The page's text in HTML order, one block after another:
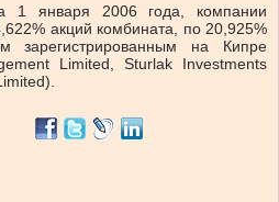
1 января 2006 года, компании
акций комбината, по 20,925%
зарегистрированным на Кипре
Limited, Sturlak Investments